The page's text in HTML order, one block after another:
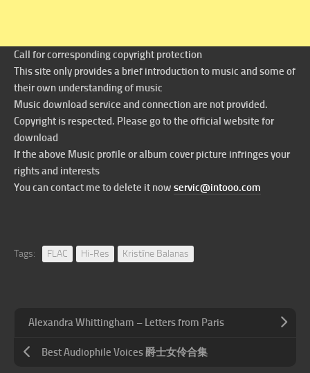
Call for corresponding copyright protection
This site only provides a brief introduction to music and some of
their own understanding of music
Music download service and connection are not provided.
Copyright is respected. Please go to the official website for
download
If the above Music profile or album cover picture infringes your
rights and interests
You can contact me to delete it now servic@intooo.com
Tags: FLAC Hi-Res Kristīne Balanas
Alexandra Whittingham – Letters from Paris
Best Audiophile Voices 爵士女伶合集